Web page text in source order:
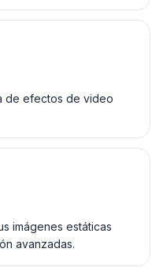
de efectos de video
imágenes estáticas
avanzadas.